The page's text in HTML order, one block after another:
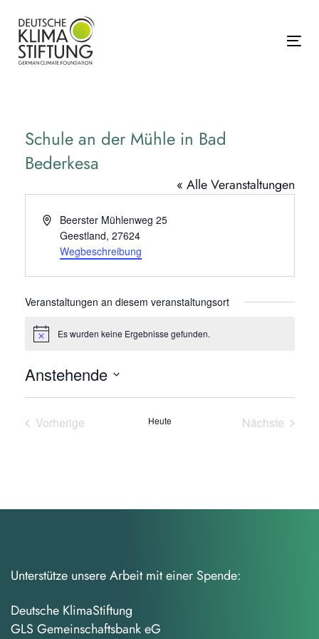
überspringen
primären
Navigation
springen
Schule an der Mühle in Bad
Bederkesa
« Alle Veranstaltungen
AdresseBeerster Mühlenweg 25
Geestland, 27624
Wegbeschreibung
Veranstaltungen an diesem veranstaltungsort
HinweisEs wurden keine Ergebnisse gefunden.
Anstehende
Datum
Vorherige
Heute
Nächste
Unterstütze unsere Arbeit mit einer Spende:
Deutsche KlimaStiftung
GLS Gemeinschaftsbank eG